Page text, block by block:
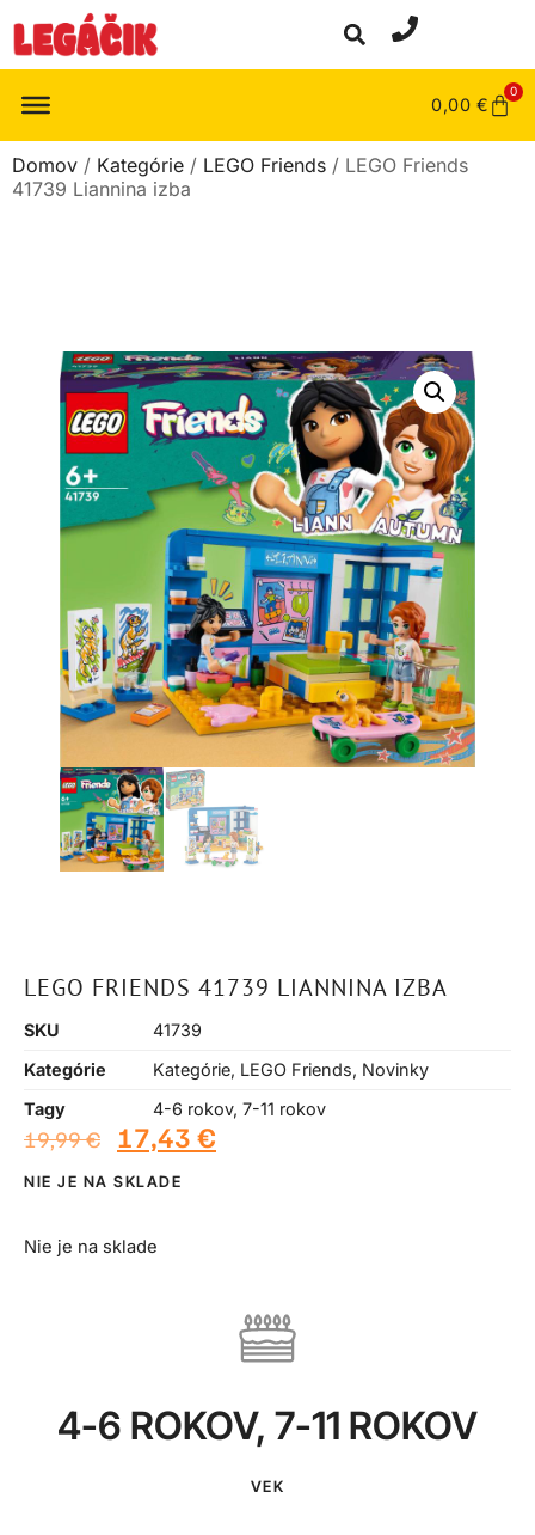
0,00 €
0
Domov / Kategórie / LEGO Friends / LEGO Friends
41739 Liannina izba
LEGO FRIENDS 41739 LIANNINA IZBA
SKU
41739
Kategórie
Kategórie, LEGO Friends, Novinky
Tagy
4-6 rokov, 7-11 rokov
19,99€ 17,43 €
NIE JE NA SKLADE
Nie je na sklade
4-6 ROKOV, 7-11 ROKOV
VEK